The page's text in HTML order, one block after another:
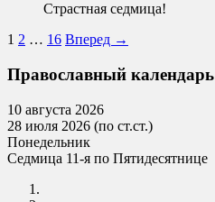
Страстная седмица!
1 2 … 16 Вперед →
Православный календарь
10 августа 2026
28 июля 2026 (по ст.ст.)
Понедельник
Седмица 11-я по Пятидесятнице